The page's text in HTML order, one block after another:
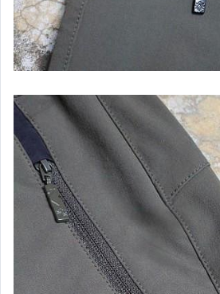
├７２０【Mars】A1903
├７２０【A-Fei】A1905
├７２０【Stingray】B330 浮力眼鏡
├７２０【Analog】B355
├７２０【Kamikaze】B369
├７２０【Rider】T337
├７２０【Hitman】T948 B325
├７２０【Mercury】S196 L196
└ APEX 運 動 眼 鏡